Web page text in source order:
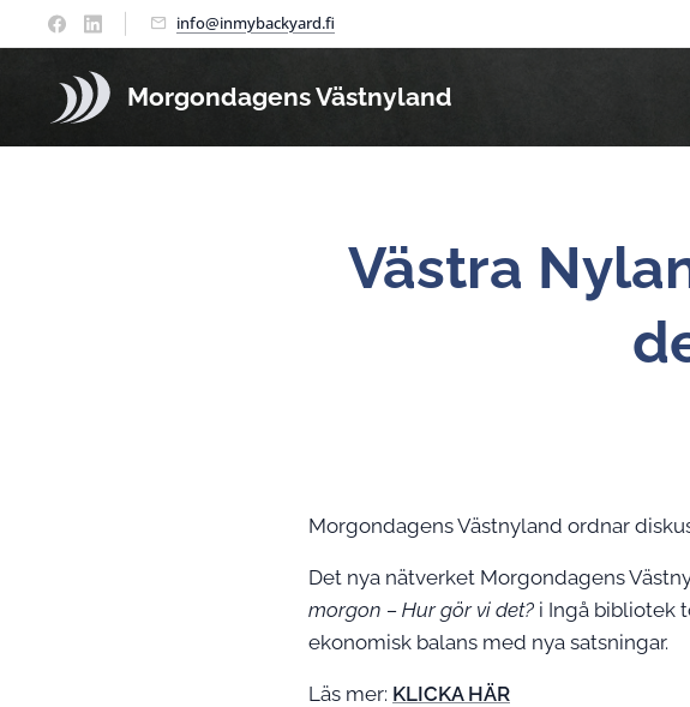
info@inmybackyard.fi
Morgondagens Västnyland
Västra
Morgondagens Västnyland ordnar
Det nya nätverket Morgondagens
morgon – Hur gör vi det? i Ingå bibliotek
ekonomisk balans med nya satsningar.
Läs mer: KLICKA HÄR